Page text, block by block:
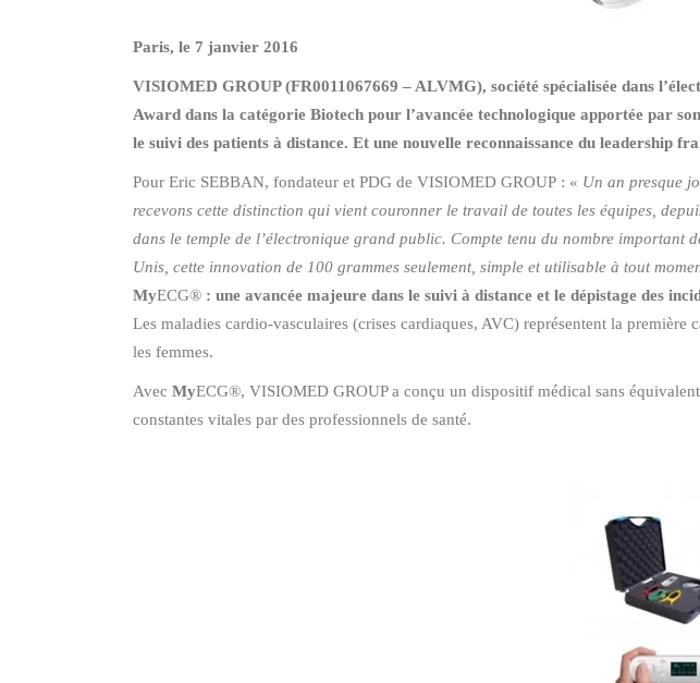
Paris, le 7 janvier 2016
VISIOMED GROUP (FR0011067669 – ALVMG), société spécialisée dans
Award dans la catégorie Biotech pour l’avancée technologique apportée par
le suivi des patients à distance. Et une nouvelle reconnaissance du leadership
Pour Eric SEBBAN, fondateur et PDG de VISIOMED GROUP : « Un an presque
recevons cette distinction qui vient couronner le travail de toutes les équipes,
dans le temple de l’électronique grand public. Compte tenu du nombre important
Unis, cette innovation de 100 grammes seulement, simple et utilisable à tout
MyECG® : une avancée majeure dans le suivi à distance et le dépistage des
Les maladies cardio-vasculaires (crises cardiaques, AVC) représentent la
les femmes.
Avec MyECG®, VISIOMED GROUP a conçu un dispositif médical sans
constantes vitales par des professionnels de santé.